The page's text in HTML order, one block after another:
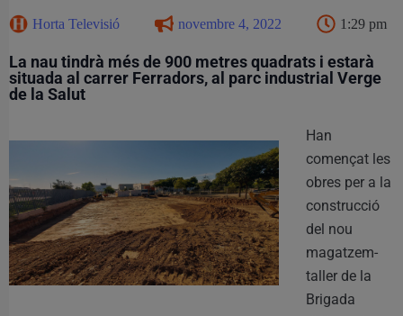
Horta Televisió novembre 4, 2022 1:29 pm
La nau tindrà més de 900 metres quadrats i estarà
situada al carrer Ferradors, al parc industrial Verge
de la Salut
Han
començat les
obres per a la
construcció
del nou
magatzem-
taller de la
Brigada